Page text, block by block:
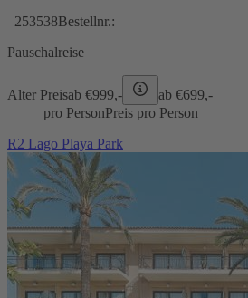
253538Bestellnr.:
Pauschalreise
Alter Preisab €999,- ab €699,-
pro PersonPreis pro Person
R2 Lago Playa Park